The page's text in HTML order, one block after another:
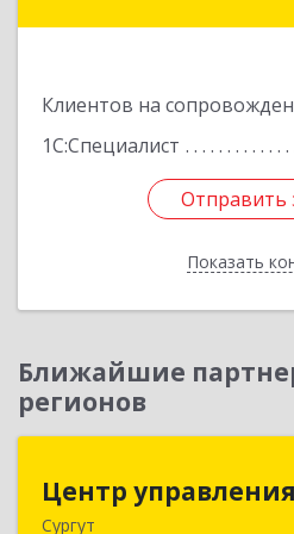
Клиентов на
1С:Специалист
Отправить
Показать
Отправить
Назад
Ближайшие
регионов
Центр
Сургут
Центр